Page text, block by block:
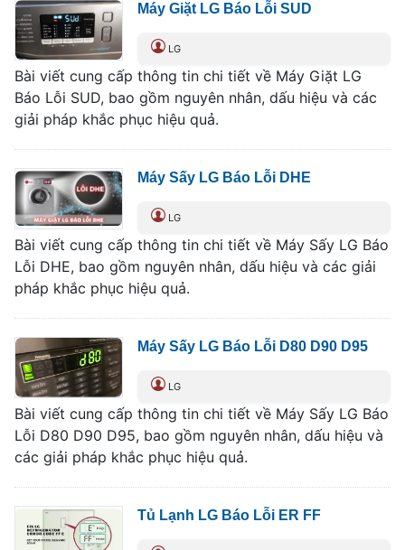
Máy Giặt LG Báo Lỗi SUD
LG
Bài viết cung cấp thông tin chi tiết về Máy Giặt LG
Báo Lỗi SUD, bao gồm nguyên nhân, dấu hiệu và các
giải pháp khắc phục hiệu quả.
Máy Sấy LG Báo Lỗi DHE
LG
Bài viết cung cấp thông tin chi tiết về Máy Sấy LG Báo
Lỗi DHE, bao gồm nguyên nhân, dấu hiệu và các giải
pháp khắc phục hiệu quả.
Máy Sấy LG Báo Lỗi D80 D90 D95
LG
Bài viết cung cấp thông tin chi tiết về Máy Sấy LG Báo
Lỗi D80 D90 D95, bao gồm nguyên nhân, dấu hiệu và
các giải pháp khắc phục hiệu quả.
Tủ Lạnh LG Báo Lỗi ER FF